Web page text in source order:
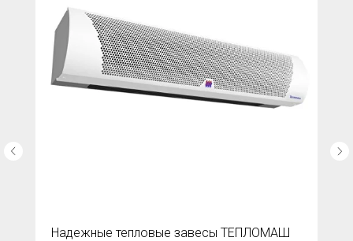
Надежные тепловые завесы ТЕПЛОМАШ